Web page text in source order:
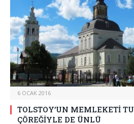
6 OCAK 2016
TOLSTOY’UN MEMLEKETİ
ÇÖREĞİYLE DE ÜNLÜ